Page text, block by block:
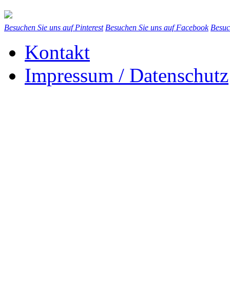
Besuchen Sie uns auf Pinterest Besuchen Sie uns auf Facebook
Kontakt
Impressum / Datenschutz